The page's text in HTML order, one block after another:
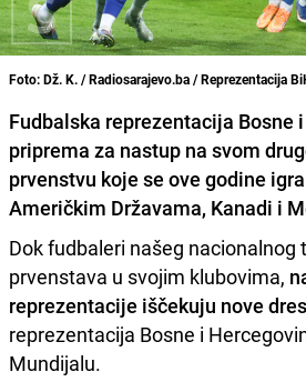
Foto: Dž. K. / Radiosarajevo.ba / Reprezentacija
Fudbalska reprezentacija Bosne
priprema za nastup na svom
prvenstvu koje se ove godine
Američkim Državama, Kanadi i
Dok fudbaleri našeg nacionalnog
prvenstava u svojim klubovima,
reprezentacije iščekuju nove
reprezentacija Bosne i
Mundijalu.